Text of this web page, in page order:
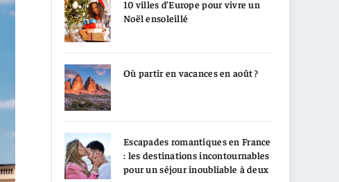
10 villes d’Europe pour vivre un
Noël ensoleillé
Où partir en vacances en août ?
Escapades romantiques en France
: les destinations incontournables
pour un séjour inoubliable à deux